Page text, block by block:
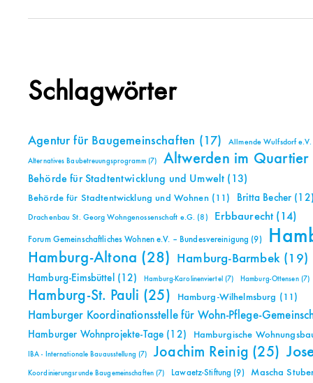
Schlagwörter
Agentur für Baugemeinschaften (17) Allmende Wulfsdorf e.V.
Alternatives Baubetreuungsprogramm(7) Altwerden im Quartier
Behörde für Stadtentwicklung und Umwelt (13)
Behörde für Stadtentwicklung und Wohnen(11) Britta Becher
Drachenbau St. Georg Wohngenossenschaft e.G. (8) Erbbaurecht (14)
Forum Gemeinschaftliches Wohnen e.V. – Bundesvereinigung (9)
Hamburg-Altona (28) Hamburg-Barmbek (19)
Hamburg-Eimsbüttel (12) Hamburg-Karolinenviertel (7) Hamburg-Ottensen(7)
Hamburg-St. Pauli (25) Hamburg-Wilhelmsburg (11)
Hamburger Koordinationsstelle für Wohn-Pflege-
Hamburger Wohnprojekte-Tage (12) Hamburgische
IBA - Internationale Bauausstellung (7) Joachim Reinig (25)
Koordinierungsrunde Baugemeinschaften(7) Lawaetz-Stiftung (9) Mascha